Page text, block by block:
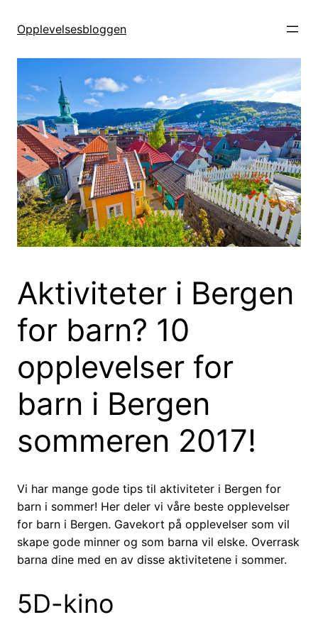
Opplevelsesbloggen
Aktiviteter i Bergen
for barn? 10
opplevelser for
barn i Bergen
sommeren 2017!
Vi har mange gode tips til aktiviteter i Bergen for
barn i sommer! Her deler vi våre beste opplevelser
for barn i Bergen. Gavekort på opplevelser som vil
skape gode minner og som barna vil elske. Overrask
barna dine med en av disse aktivitetene i sommer.
5D-kino